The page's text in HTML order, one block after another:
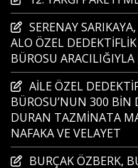
SERENAY
ALO ÖZEL
BÜROSU
AİLE ÖZEL
BÜROSU’NUN 300 BİN
DURAN TAZMİNATA
NAFAKA VE VELAYET
BURÇAK ÖZBERK,